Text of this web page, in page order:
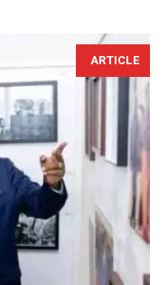
ARTICLE